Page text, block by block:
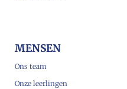
MENSEN
Ons team
Onze leerlingen